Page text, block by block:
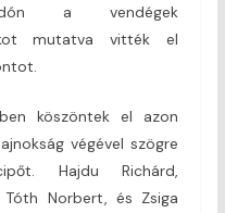
a vendégek
mutatva vitték el
köszöntek el azon
végével szögre
Hajdu Richárd,
Norbert, és Zsiga